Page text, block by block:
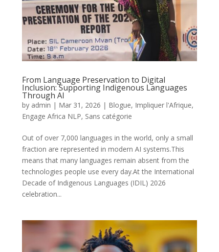
From Language Preservation to Digital
Inclusion: Supporting Indigenous Languages
Through AI
by admin | Mar 31, 2026 | Blogue, Impliquer l'Afrique,
Engage Africa NLP, Sans catégorie
Out of over 7,000 languages in the world, only a small
fraction are represented in modern AI systems.This
means that many languages remain absent from the
technologies people use every day.At the International
Decade of Indigenous Languages (IDIL) 2026
celebration...